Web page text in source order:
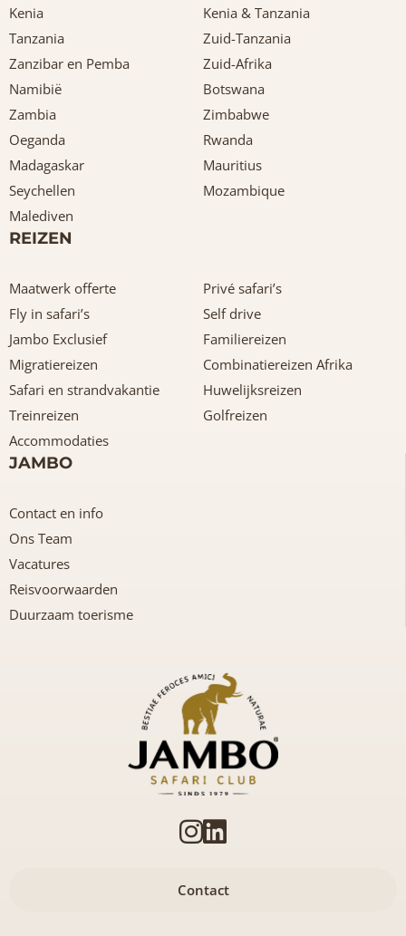
Kenia
Kenia & Tanzania
Tanzania
Zuid-Tanzania
Zanzibar en Pemba
Zuid-Afrika
Namibië
Botswana
Zambia
Zimbabwe
Oeganda
Rwanda
Madagaskar
Mauritius
Seychellen
Mozambique
Malediven
REIZEN
Maatwerk offerte
Privé safari’s
Fly in safari’s
Self drive
Jambo Exclusief
Familiereizen
Migratiereizen
Combinatiereizen Afrika
Safari en strandvakantie
Huwelijksreizen
Treinreizen
Golfreizen
Accommodaties
JAMBO
Contact en info
Ons Team
Vacatures
Reisvoorwaarden
Duurzaam toerisme
Contact